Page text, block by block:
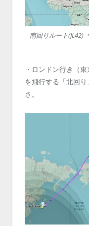
南回りルート(JL42)
・ロンドン行き（
を飛行する「北回
さ。